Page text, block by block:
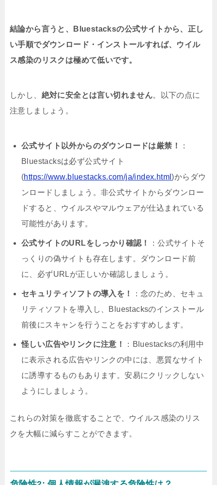
結論から言うと、Bluestacksの公式サイトから、正し
い手順でダウンロード・インストールすれば、ウイル
ス感染のリスクは極めて低いです。
しかし、 絶対に安全とは言い切れません。以下の点に
注意しましょう。
公式サイト以外からのダウンロードは厳禁！
：
Bluestacksは必ず公式サイト
(https://www.bluestacks.com/ja/index.html)からダウ
ンロードしましょう。非公式サイトからダウンロー
ドすると、ウイルスやマルウェアが仕込まれている
可能性があります。
公式サイトのURLをしっかり確認！
：公式サイトそ
っくりの偽サイトも存在します。ダウンロード前
に、必ずURLが正しいか確認しましょう。
セキュリティソフトの導入を！
：念のため、セキュ
リティソフトを導入し、Bluestacksのインストール
前後にスキャンを行うことをおすすめします。
怪しい広告やリンクに注意！
：Bluestacksの利用中
に表示される広告やリンクの中には、悪質なサイト
に誘導するものもあります。安易にクリックしない
ようにしましょう。
これらの対策を徹底することで、ウイルス感染のリス
クを大幅に減らすことができます。